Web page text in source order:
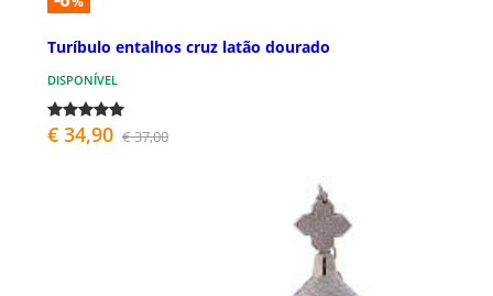
Turíbulo entalhos cruz latão dourado
DISPONÍVEL
€ 34,90 € 37,00